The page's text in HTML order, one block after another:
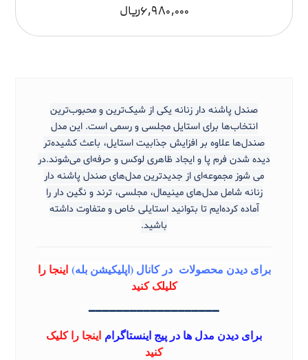
6,980,000ریال
صندل پاشنه دار زنانه یکی از شیک‌ترین و محبوب‌ترین
انتخاب‌ها برای استایل مجلسی و رسمی است. این مدل
صندل‌ها علاوه بر افزایش جذابیت استایل، باعث کشیده‌تر
دیده شدن فرم پا و ایجاد ظاهری لوکس و حرفه‌ای می‌شوند.در
می شوز مجموعه‌ای از جدیدترین مدل‌های صندل پاشنه دار
زنانه شامل مدل‌های مینیمال، مجلسی، ترند و نگین دار را
آماده کرده‌ایم تا بتوانید استایلی خاص و متفاوت داشته
باشید.
برای دیدن محصولات در کانال (اپلیکیشن بله)اینجا را
کلیلک کنید
━━━━━━━━━━━━━━━━━━━
برای دیدن مدل ها در پیج اینستاگرام اینجا را کلیک
کنید